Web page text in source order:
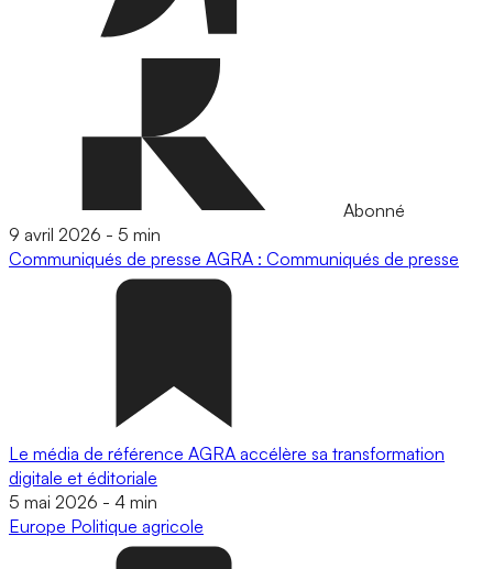
Abonné
9 avril 2026 - 5 min
Communiqués de presse AGRA : Communiqués de presse
Le média de référence AGRA accélère sa transformation
digitale et éditoriale
5 mai 2026 - 4 min
Europe Politique agricole